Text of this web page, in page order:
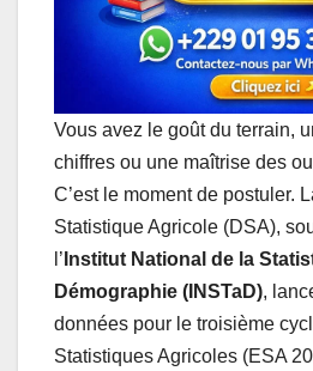
Vous avez le goût du terrain,
chiffres ou une maîtrise des
C’est le moment de postuler.
Statistique Agricole (DSA),
l’ Institut National de la
Démographie (INSTaD),
données pour le troisième
Statistiques Agricoles (ESA